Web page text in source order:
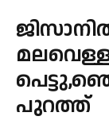
പുറത്ത്